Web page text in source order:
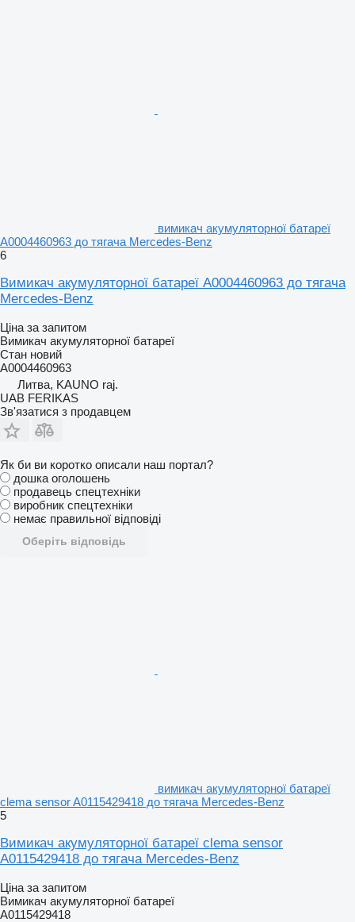
вимикач акумуляторної батареї
A0004460963 до тягача Mercedes-Benz
6
Вимикач акумуляторної батареї A0004460963 до тягача
Mercedes-Benz
Ціна за запитом
Вимикач акумуляторної батареї
Стан новий
A0004460963
Литва, KAUNO raj.
UAB FERIKAS
Зв'язатися з продавцем
Як би ви коротко описали наш портал?
дошка оголошень
продавець спецтехніки
виробник спецтехніки
немає правильної відповіді
Оберіть відповідь
вимикач акумуляторної батареї
clema sensor A0115429418 до тягача Mercedes-Benz
5
Вимикач акумуляторної батареї clema sensor
A0115429418 до тягача Mercedes-Benz
Ціна за запитом
Вимикач акумуляторної батареї
A0115429418